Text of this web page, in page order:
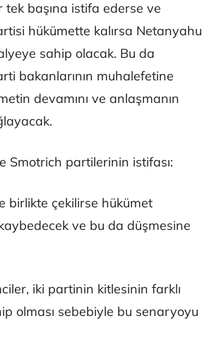
tek başına istifa ederse ve
hükümette kalırsa Netanyahu
sahip olacak. Bu da
bakanlarının muhalefetine
devamını ve anlaşmanın
Smotrich partilerinin istifası:
birlikte çekilirse hükümet
ve bu da düşmesine
iki partinin kitlesinin farklı
olması sebebiyle bu senaryoyu